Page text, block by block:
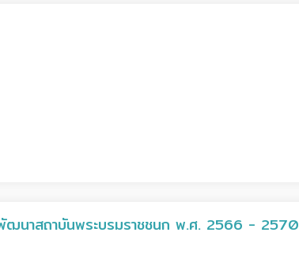
ฒนาสถาบันพระบรมราชชนก พ.ศ. 2566 - 2570